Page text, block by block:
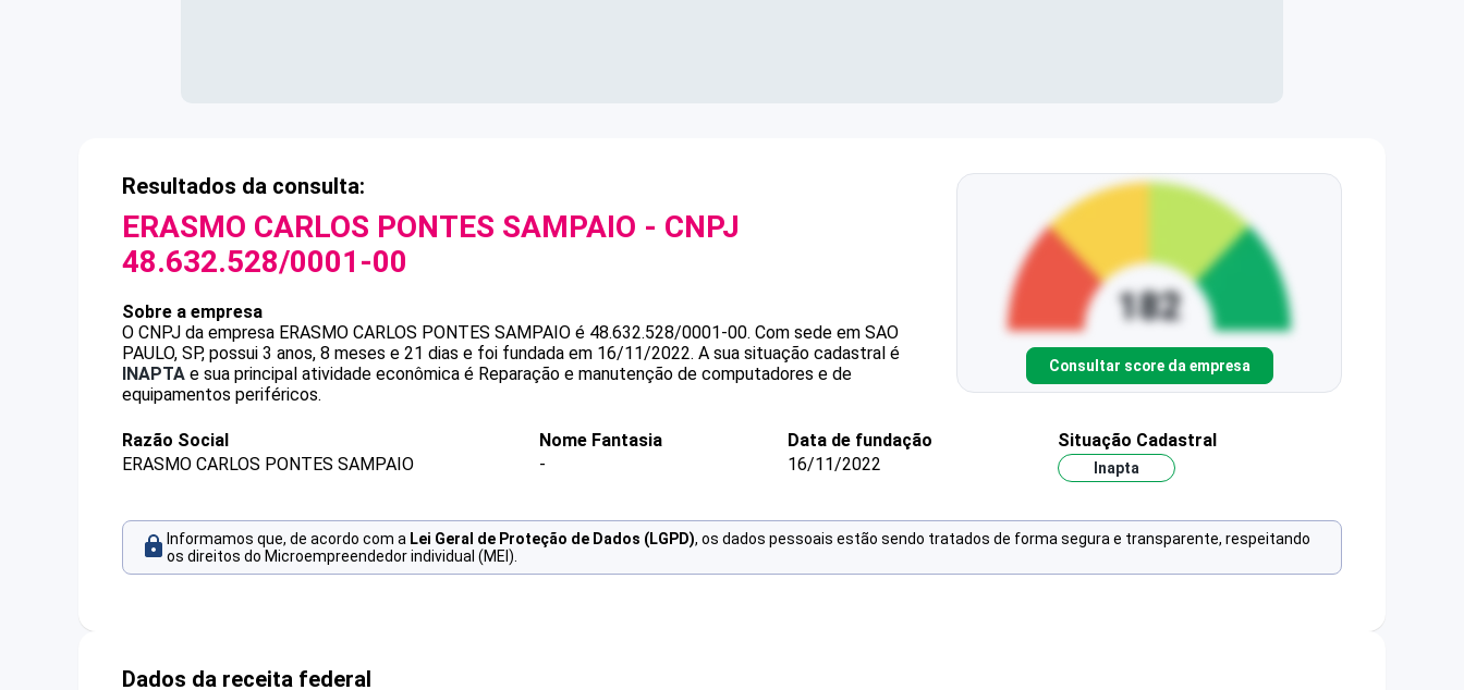
Resultados da consulta:
ERASMO CARLOS PONTES SAMPAIO - CNPJ
48.632.528/0001-00
Sobre a empresa
O CNPJ da empresa ERASMO CARLOS PONTES SAMPAIO é 48.632.528/0001-00. Com sede em SAO
PAULO, SP, possui 3 anos, 8 meses e 21 dias e foi fundada em 16/11/2022. A sua situação cadastral é
INAPTA e sua principal atividade econômica é Reparação e manutenção de computadores e de
equipamentos periféricos.
Consultar score da empresa
Razão Social
ERASMO CARLOS PONTES SAMPAIO
Nome Fantasia
-
Data de fundação
16/11/2022
Situação Cadastral
Inapta
Informamos que, de acordo com a Lei Geral de Proteção de Dados (LGPD), os dados pessoais estão sendo tratados de forma segura e transparente, respeitando
os direitos do Microempreendedor individual (MEI).
Dados da receita federal